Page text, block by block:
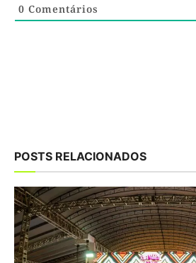
0 Comentários
POSTS RELACIONADOS